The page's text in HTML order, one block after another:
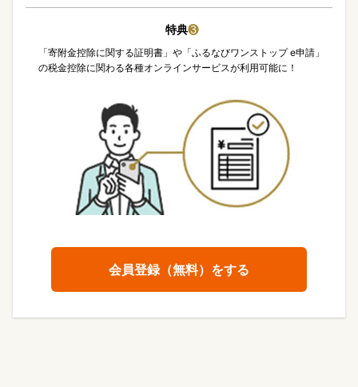
特典❸
「寄附金控除に関する証明書」や「ふるなびワンストップ e申請」
の税金控除に関わる各種オンラインサービスが利用可能に！
会員登録（無料）をする